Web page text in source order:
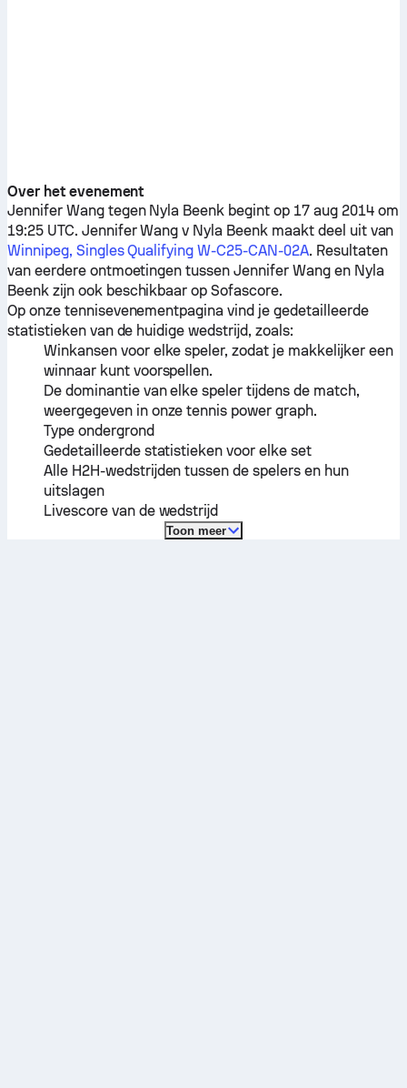
Over het evenement
Jennifer Wangtegen Nyla Beenk begint op 17 aug 2014 om
19:25 UTC. Jennifer Wang v Nyla Beenk maakt deel uit van
Winnipeg, Singles Qualifying W-C25-CAN-02A. Resultaten
van eerdere ontmoetingen tussenJennifer Wangen Nyla
Beenkzijn ook beschikbaar op Sofascore.
Op onze tennisevenementpagina vind je gedetailleerde
statistieken van de huidige wedstrijd, zoals:
Winkansen voor elke speler, zodat je makkelijker een
winnaar kunt voorspellen.
De dominantie van elke speler tijdens de match,
weergegeven in onze tennis power graph.
Type ondergrond
Gedetailleerde statistieken voor elke set
Alle H2H-wedstrijden tussen de spelers en hun
uitslagen
Livescore van de wedstrijd
Toon meer